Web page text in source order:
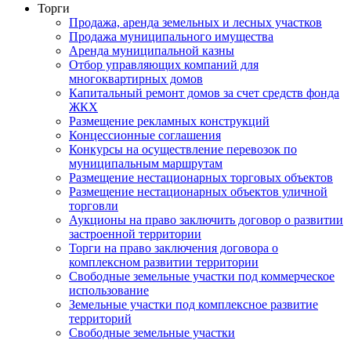
Торги
Продажа, аренда земельных и лесных участков
Продажа муниципального имущества
Аренда муниципальной казны
Отбор управляющих компаний для
многоквартирных домов
Капитальный ремонт домов за счет средств фонда
ЖКХ
Размещение рекламных конструкций
Концессионные соглашения
Конкурсы на осуществление перевозок по
муниципальным маршрутам
Размещение нестационарных торговых объектов
Размещение нестационарных объектов уличной
торговли
Аукционы на право заключить договор о развитии
застроенной территории
Торги на право заключения договора о
комплексном развитии территории
Свободные земельные участки под коммерческое
использование
Земельные участки под комплексное развитие
территорий
Свободные земельные участки